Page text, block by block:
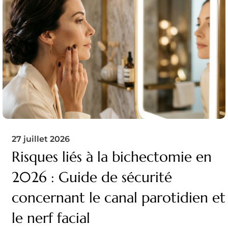
27 juillet 2026
Risques liés à la bichectomie en
2026 : Guide de sécurité
concernant le canal parotidien et
le nerf facial